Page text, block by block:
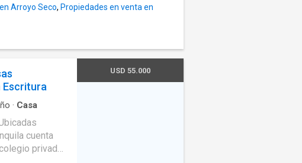
Arroyo Seco, Propiedades en venta en
Escritura
· Casa
cuenta
privado
USD 55.000